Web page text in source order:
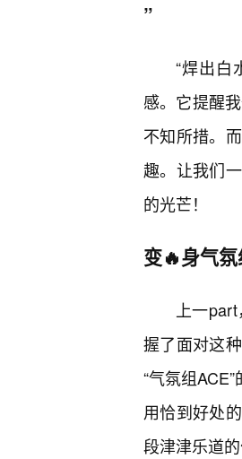
”
“焊出白
感。它提醒
不知所措。
趣。让我们
的光芒！
变🔥身气
上一
握了面对这
“气氛组
用恰到好处
段津津乐道的